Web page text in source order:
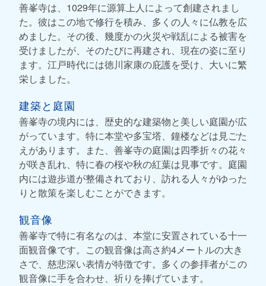
善峯寺は、1029年に源算上人によって創建されまし
た。彼はこの地で修行を積み、多くの人々に仏教を広
めました。その後、幾度かの火災や戦乱による被害を
受けましたが、そのたびに再建され、現在の姿に至り
ます。江戸時代には徳川家康の庇護を受け、大いに繁
栄しました。
建築と庭園
善峯寺の境内には、歴史的な建築物と美しい庭園が広
がっています。特に本堂や多宝塔、鐘楼などは見ごた
えがあります。また、善峯寺の庭園は四季折々の花々
が咲き乱れ、特に春の桜や秋の紅葉は見事です。庭園
内には遊歩道が整備されており、訪れる人々がゆった
りと散策を楽しむことができます。
観音像
善峯寺で特に有名なのは、本堂に安置されている十一
面観音像です。この観音像は高さ約4メートルの大き
さで、慈悲深い表情が特徴です。多くの参拝者がこの
観音像に手を合わせ、祈りを捧げています。